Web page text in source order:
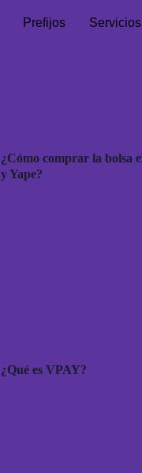
Prefijos
¿Cómo comprar la bolsa
y Yape?
¿Qué es VPAY?